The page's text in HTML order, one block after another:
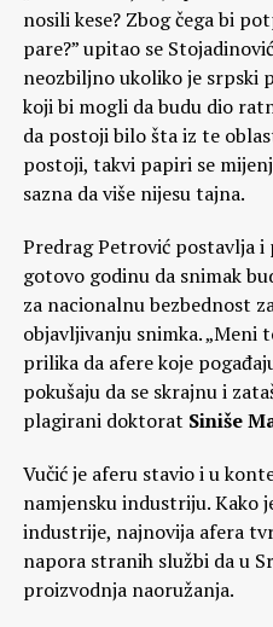
nosili kese? Zbog čega bi
pare?” upitao se
neozbiljno ukoliko je srpski
koji bi mogli da budu dio
da postoji bilo šta iz te
postoji, takvi papiri se
sazna da više nijesu tajna.
Predrag Petrović postavlja i
gotovo godinu da snimak
za nacionalnu bezbednost
objavljivanju snimka. „Meni
prilika da afere koje
pokušaju da se skrajnu i
plagirani doktorat Siniše
Vučić je aferu stavio i u
namjensku industriju. Kako
industrije, najnovija afera
napora stranih službi da u
proizvodnja naoružanja.